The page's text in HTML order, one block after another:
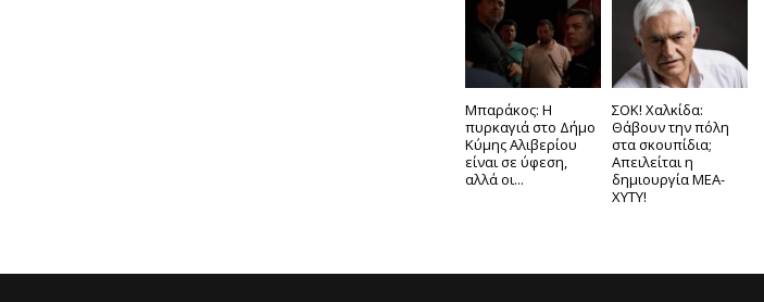
Μπαράκος: Η
πυρκαγιά στο Δήμο
Κύμης Αλιβερίου
είναι σε ύφεση,
αλλά οι...
ΣΟΚ! Χαλκίδα:
Θάβουν την πόλη
στα σκουπίδια;
Απειλείται η
δημιουργία ΜΕΑ-
ΧΥΤΥ!